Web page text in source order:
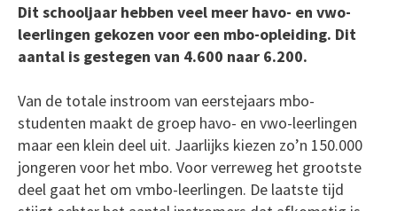
Dit schooljaar hebben veel meer havo- en vwo-
leerlingen gekozen voor een mbo-opleiding. Dit
aantal is gestegen van 4.600 naar 6.200.
Van de totale instroom van eerstejaars mbo-
studenten maakt de groep havo- en vwo-leerlingen
maar een klein deel uit. Jaarlijks kiezen zo’n 150.000
jongeren voor het mbo. Voor verreweg het grootste
deel gaat het om vmbo-leerlingen. De laatste tijd